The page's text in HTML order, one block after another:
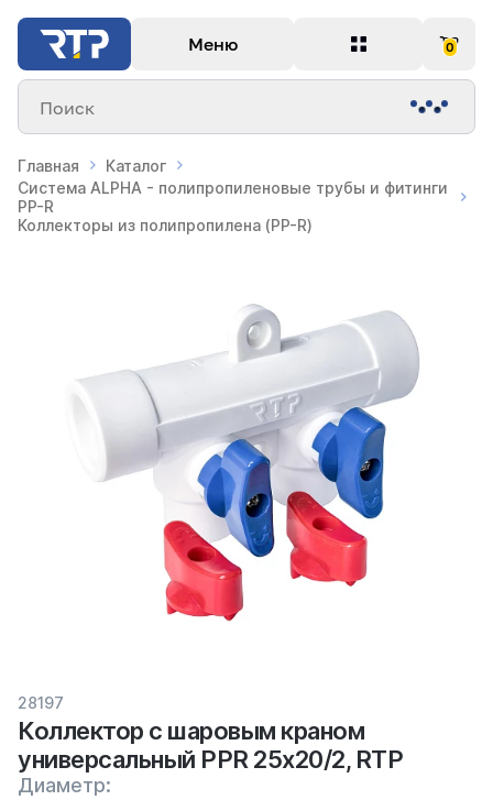
Меню 0
Поиск
Главная
Каталог
Система ALPHA - полипропиленовые трубы и фитинги
PP-R
Коллекторы из полипропилена (PP-R)
28197
Коллектор с шаровым краном
универсальный PPR 25х20/2, RTP
Диаметр: